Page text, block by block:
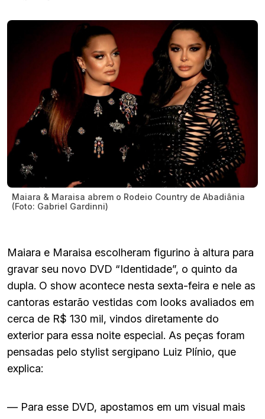
Maiara & Maraisa abrem o Rodeio Country de Abadiânia
(Foto: Gabriel Gardinni)
Maiara e Maraisa escolheram figurino à altura para
gravar seu novo DVD “Identidade”, o quinto da
dupla. O show acontece nesta sexta-feira e nele as
cantoras estarão vestidas com looks avaliados em
cerca de R$ 130 mil, vindos diretamente do
exterior para essa noite especial. As peças foram
pensadas pelo stylist sergipano Luiz Plínio, que
explica:
— Para esse DVD, apostamos em um visual mais